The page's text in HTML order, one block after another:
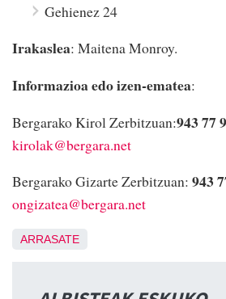
Gehienez 24
Irakaslea: Maitena Monroy.
Informazioa edo izen-ematea:
Bergarako Kirol Zerbitzuan:943 77
kirolak@bergara.net
Bergarako Gizarte Zerbitzuan: 943
ongizatea@bergara.net
ARRASATE